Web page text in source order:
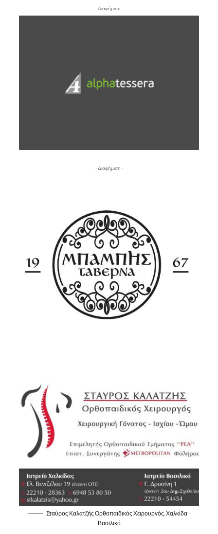
- Διαφήμιση -
- Διαφήμιση -
Σταύρος Καλατζής Ορθοπαιδικός Χειρουργός, Χαλκίδα -
Βασιλικό